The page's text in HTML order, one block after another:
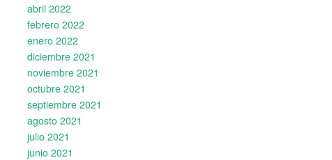
abril 2022
febrero 2022
enero 2022
diciembre 2021
noviembre 2021
octubre 2021
septiembre 2021
agosto 2021
julio 2021
junio 2021